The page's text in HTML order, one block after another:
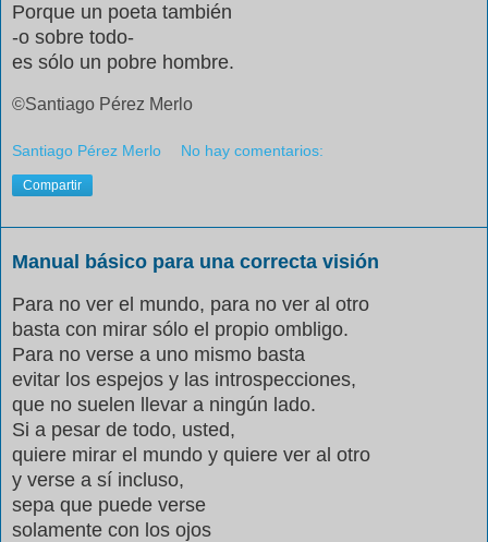
Porque un poeta también
-o sobre todo-
es sólo un pobre hombre.
©Santiago Pérez Merlo
Santiago Pérez Merlo No hay comentarios:
Compartir
Manual básico para una correcta visión
Para no ver el mundo, para no ver al otro
basta con mirar sólo el propio ombligo.
Para no verse a uno mismo basta
evitar los espejos y las introspecciones,
que no suelen llevar a ningún lado.
Si a pesar de todo, usted,
quiere mirar el mundo y quiere ver al otro
y verse a sí incluso,
sepa que puede verse
solamente con los ojos